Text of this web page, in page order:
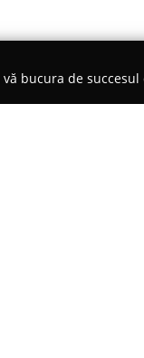
bucura de succesul